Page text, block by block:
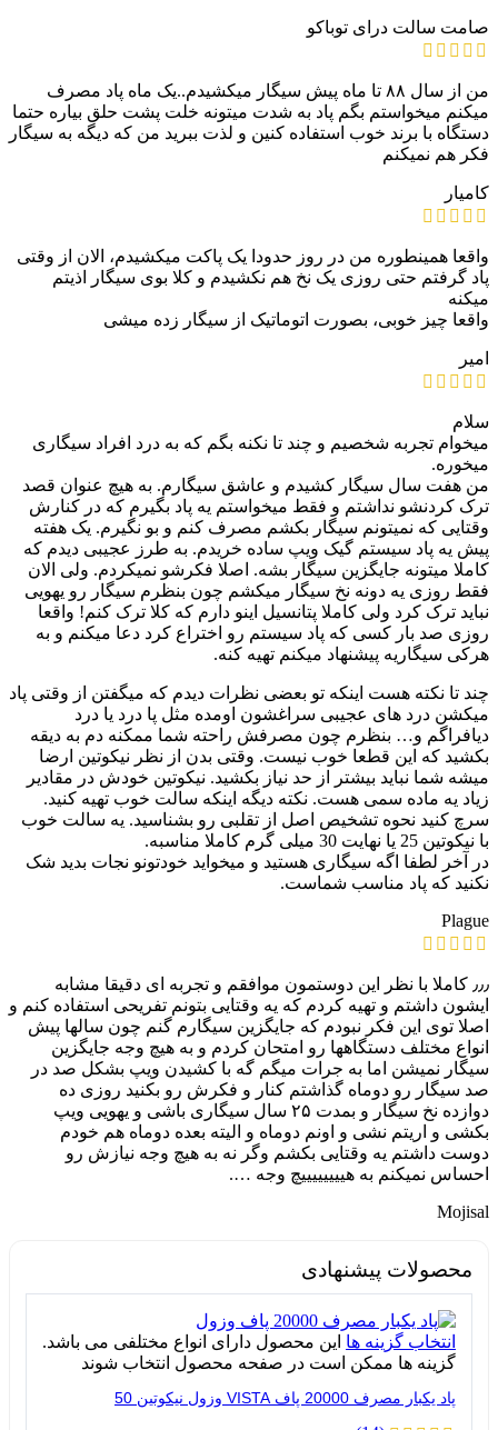
صامت سالت درای توباکو
من از سال ۸۸ تا ماه پیش سیگار میکشیدم..یک ماه پاد مصرف
میکنم میخواستم بگم پاد به شدت میتونه خلت پشت حلق بیاره حتما
دستگاه با برند خوب استفاده کنین و لذت ببرید من که دیگه به سیگار
فکر هم نمیکنم
کامیار
واقعا همینطوره من در روز حدودا یک پاکت میکشیدم، الان از وقتی
پاد گرفتم حتی روزی یک نخ هم نکشیدم و کلا بوی سیگار اذیتم
میکنه
واقعا چیز خوبی، بصورت اتوماتیک از سیگار زده میشی
امیر
سلام
میخوام تجربه شخصیم و چند تا نکنه بگم که به درد افراد سیگاری
میخوره.
من هفت سال سیگار کشیدم و عاشق سیگارم. به هیچ عنوان قصد
ترک کردنشو نداشتم و فقط میخواستم یه پاد بگیرم که در کنارش
وقتایی که نمیتونم سیگار بکشم مصرف کنم و بو نگیرم. یک هفته
پیش یه پاد سیستم گیک ویپ ساده خریدم. به طرز عجیبی دیدم که
کاملا میتونه جایگزین سیگار بشه. اصلا فکرشو نمیکردم. ولی الان
فقط روزی یه دونه نخ سیگار میکشم چون بنظرم سیگار رو یهویی
نباید ترک کرد ولی کاملا پتانسیل اینو دارم که کلا ترک کنم! واقعا
روزی صد بار کسی که پاد سیستم رو اختراع کرد دعا میکنم و به
هرکی سیگاریه پیشنهاد میکنم تهیه کنه.
چند تا نکته هست اینکه تو بعضی نظرات دیدم که میگفتن از وقتی پاد
میکشن درد های عجیبی سراغشون اومده مثل پا درد یا درد
دیافراگم و… بنظرم چون مصرفش راحته شما ممکنه دم به دیقه
بکشید که این قطعا خوب نیست. وقتی بدن از نظر نیکوتین ارضا
میشه شما نباید بیشتر از حد نیاز بکشید. نیکوتین خودش در مقادیر
زیاد یه ماده سمی هست. نکته دیگه اینکه سالت خوب تهیه کنید.
سرچ کنید نحوه تشخیص اصل از تقلبی رو بشناسید. یه سالت خوب
با نیکوتین 25 یا نهایت 30 میلی گرم کاملا مناسبه.
در آخر لطفا اگه سیگاری هستید و میخواید خودتونو نجات بدید شک
نکنید که پاد مناسب شماست.
Plague
٫٫٫ کاملا با نظر این دوستمون موافقم و تجربه ای دقیقا مشابه
ایشون داشتم و تهیه کردم که یه وقتایی بتونم تفریحی استفاده کنم و
اصلا توی این فکر نبودم که جایگزین سیگارم گنم چون سالها پیش
انواع مختلف دستگاهها رو امتحان کردم و به هیچ وجه جایگزین
سیگار نمیشن اما به جرات میگم گه با کشیدن ویپ بشکل صد در
صد سیگار رو دوماه گذاشتم کنار و فکرش رو بکنید روزی ده
دوازده نخ سیگار و بمدت ۲۵ سال سیگاری باشی و یهویی ویپ
بکشی و اریتم نشی و اونم دوماه و الیته بعده دوماه هم خودم
دوست داشتم یه وقتایی بکشم وگر نه به هیچ وجه نیازش رو
احساس نمیکنم به هییییییییچ وجه ….
Mojisal
محصولات پیشنهادی
انتخاب گزینه ها این محصول دارای انواع مختلفی می باشد.
گزینه ها ممکن است در صفحه محصول انتخاب شوند
پاد یکبار مصرف 20000 پاف VISTA وزول نیکوتین 50